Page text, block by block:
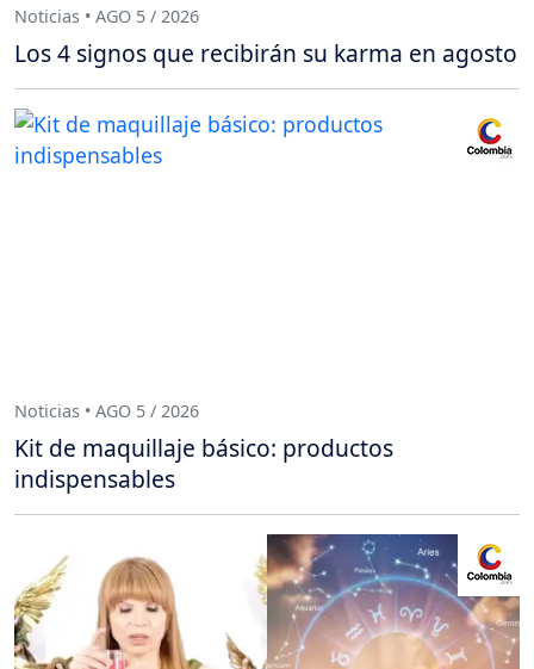
Noticias • AGO 5 / 2026
Los 4 signos que recibirán su karma en agosto
Noticias • AGO 5 / 2026
Kit de maquillaje básico: productos
indispensables